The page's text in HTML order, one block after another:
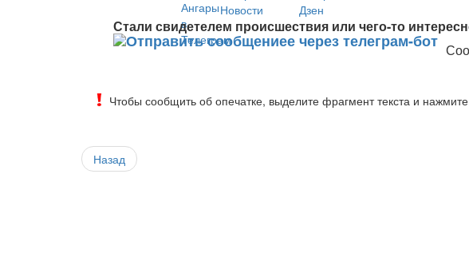
Стали свидетелем происшествия или чего-то
Чтобы сообщить об опечатке, выделите фрагмент текста и
Назад